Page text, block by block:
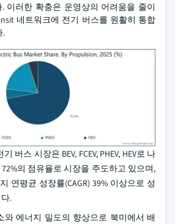
이러한 확충은 운영상의 어려움을 줄이
네트워크에 전기 버스를 원활히 통합
.
버스 시장은 BEV, FCEV, PHEV, HEV로 나
72%의 점유율로 시장을 주도하고 있으며,
연평균 성장률(CAGR) 39% 이상으로 성
.
와 에너지 밀도의 향상으로 북미에서 배